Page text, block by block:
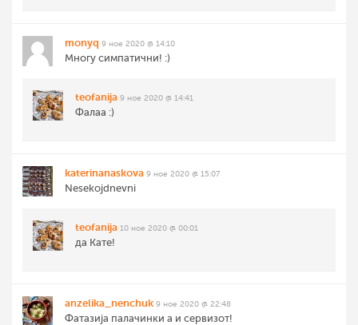
monyq 9 ное 2020 @ 14:10
Многу симпатични! :)
teofanija 9 ное 2020 @ 14:41
Фалаа :)
katerinanaskova 9 ное 2020 @ 15:07
Nesekojdnevni
teofanija 10 ное 2020 @ 00:01
да Кате!
anzelika_nenchuk 9 ное 2020 @ 22:48
Фатазија палачинки а и сервизот!